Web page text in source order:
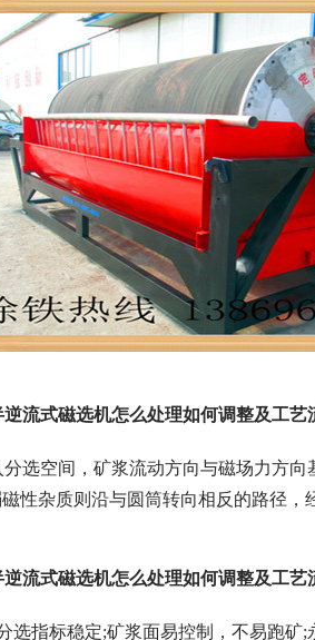
式强磁选机 RCT系列全
流式磁选机怎么处理如何调整及工艺
选空间，矿浆流动方向与磁场力方
性杂质则沿与圆筒转向相反的路径
流式磁选机怎么处理如何调整及工
选指标稳定;矿浆面易控制，不易跑矿